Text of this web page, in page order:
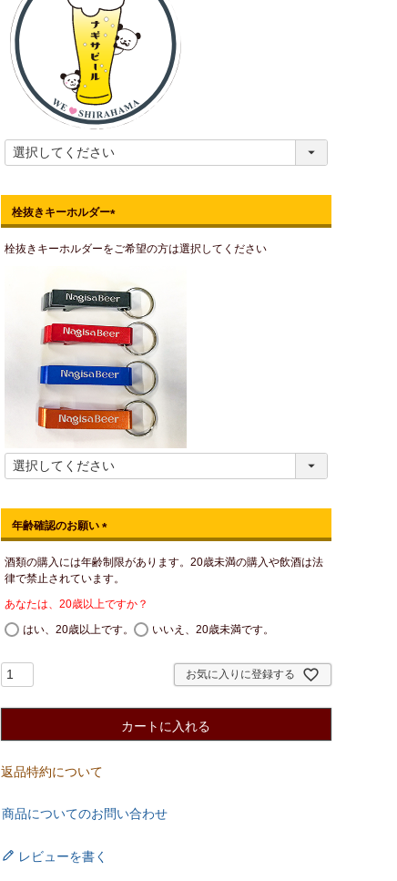
栓抜きキーホルダー
(
必
栓抜きキーホルダーをご希望の方は選択してください
年齢確認のお願い
(
必
須
酒類の購入には年齢制限があります。20歳未満の購入や飲酒は法
律で禁止されています。
あなたは、20歳以上ですか？
はい、20歳以上です。
いいえ、20歳未満です。
お気に入りに登録する
カートに入れる
返品特約について
商品についてのお問い合わせ
レビューを書く